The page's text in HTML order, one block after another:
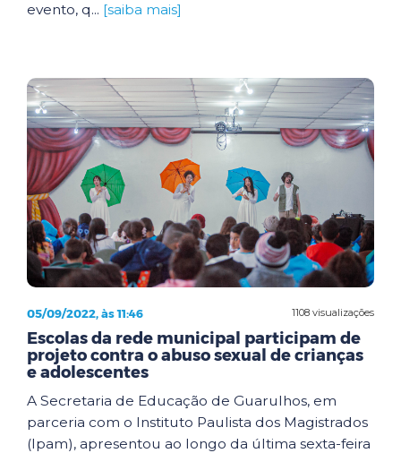
evento, q... [saiba mais]
1108 visualizações
05/09/2022, às 11:46
Escolas da rede municipal participam de
projeto contra o abuso sexual de crianças
e adolescentes
A Secretaria de Educação de Guarulhos, em
parceria com o Instituto Paulista dos Magistrados
(Ipam), apresentou ao longo da última sexta-feira